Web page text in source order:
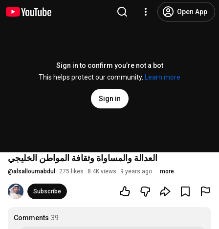
Open App
Sign in to confirm you’re not a bot
This helps protect our community.
Learn more
Sign in
العدالة والمساواة وثقافة المواطن الخليجي
@alsalloumabdul 275 likes 8.4K views 9 years ago more
Subscribe
Comments 39